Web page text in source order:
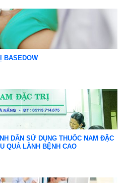
BASEDOW
DÂN SỬ DỤNG THUỐC NAM ĐẶC
QUẢ LÀNH BỆNH CAO